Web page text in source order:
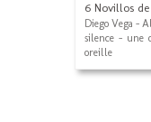
6 Novillos
Diego Vega -
silence - une
oreille